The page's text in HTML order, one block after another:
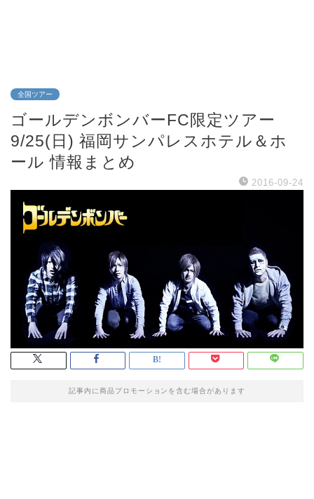
全国ツアー
ゴールデンボンバーFC限定ツアー
9/25(日) 福岡サンパレスホテル＆ホ
ール 情報まとめ
2016-09-24
記事内に商品プロモーションを含む場合があります